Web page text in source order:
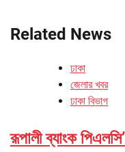
Related News
ঢাকা
জেলার খবর
ঢাকা বিভাগ
রূপালী ব্যাংক